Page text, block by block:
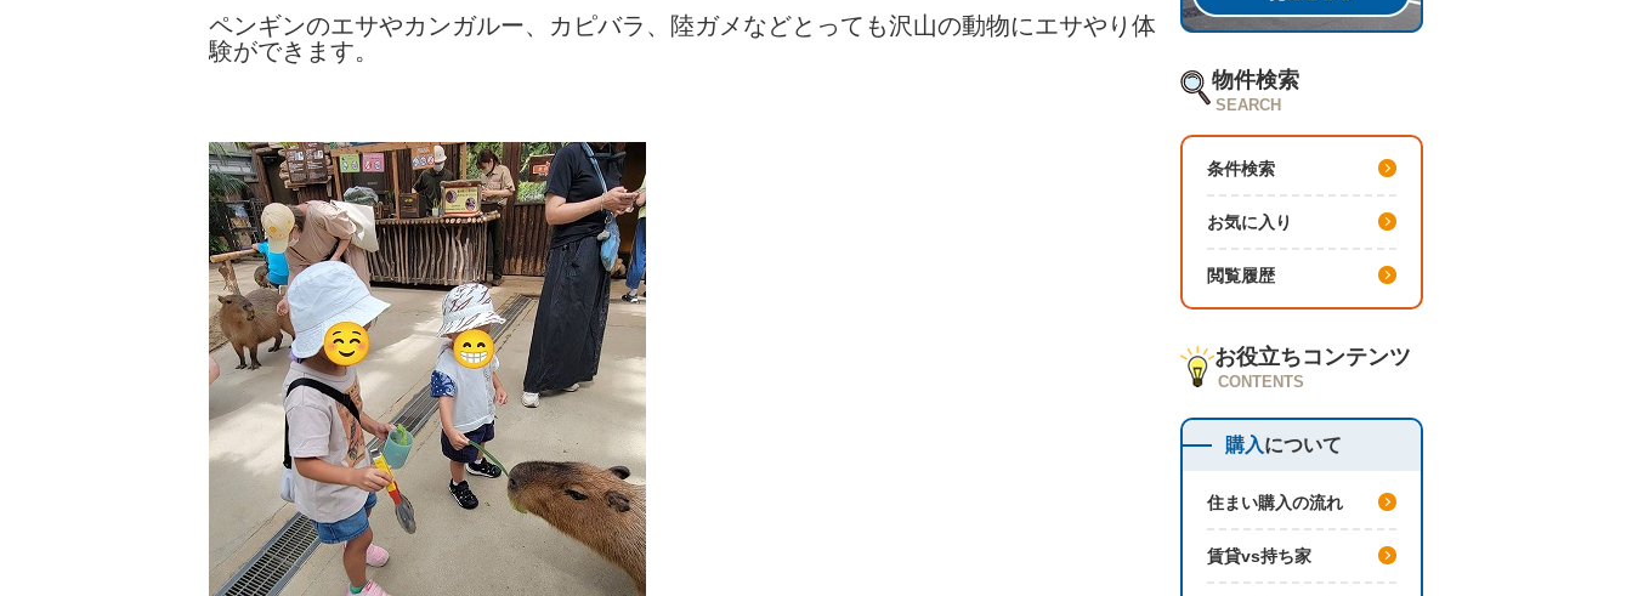
ペンギンのエサやカンガルー、カピバラ、陸ガメなどとっても沢山の動物にエサやり体
験ができます。
物件検索
SEARCH
条件検索
お気に入り
閲覧履歴
お役立ちコンテンツ
CONTENTS
購入について
住まい購入の流れ
賃貸vs持ち家